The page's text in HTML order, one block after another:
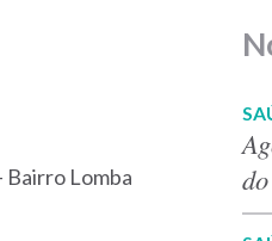
Bairro Lomba